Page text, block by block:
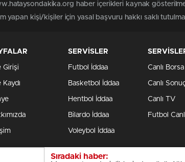
Sıradaki haber:
haber içerikleri kaynak
yapan kişi/kişiler için yasal başvuru hakkı saklı
Girişi
Kaydı
SERVİSLER
Futbol İddaa
Basketbol İddaa
Hentbol İddaa
Bilardo İddaa
Voleybol İddaa
Canlı Borsa
Canlı
Canlı TV
Futbol